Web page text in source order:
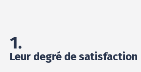
1.
Leur degré de satisfaction